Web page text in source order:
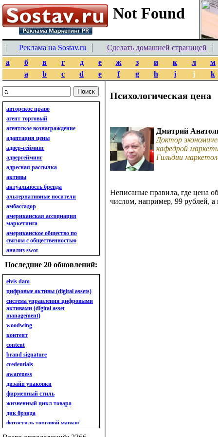
Реклама на Sostav.ru
Сделать домашней страницей
а
б в г д е ж з и к л
м
a
b c d e f g h i j k
авторское право
агент торговый
агентское вознаграждение
адаптация цены
адвер-гейминг
адвергейминг
адресная рассылка
активы
актуальность бренда
альтернативные носители
амбассадор
американская ассоциация
маркетинга
американское общество по
связям с общественностью
анализ swot
анализ бизнес-портфеля
анализ имиджа
анализ кластерный
анализ конкурентов
анализ кросс-культурных
особенностей
анализ мак кинси «7s»
анализ макросистемы
анализ маркетинговый
анализ рынка
анализ ситуационный
анализ экспертный
индивидуальный
анкета
ассортимент
ассортимент товарный.
планирование товарного
ассортимента
ассортимент. глубина
Последние 20 обновлений:
elvis dam
цифровые активы (digital assets)
система управления цифровыми
активами (digital asset
management)
woodwing
контент
content
brand signature
credentials
awareness
дизайн упаковки
фирменный стиль
жизненный цикл товара
днк брэнда
фотостиль торговой марки/
линейки продукции
Психологическая цена
Дмитрий
Доктор
кафедрой
Гильдии
Неписаные правила, где цена
числом, например, 99 рублей, а